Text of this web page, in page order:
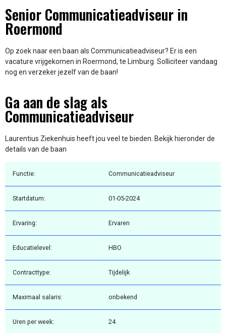
Senior Communicatieadviseur in
Roermond
Op zoek naar een baan als Communicatieadviseur? Er is een
vacature vrijgekomen in Roermond, te Limburg. Solliciteer vandaag
nog en verzeker jezelf van de baan!
Ga aan de slag als
Communicatieadviseur
Laurentius Ziekenhuis heeft jou veel te bieden. Bekijk hieronder de
details van de baan
Functie: Communicatieadviseur
Startdatum: 01-05-2024
Ervaring: Ervaren
Educatielevel: HBO
Contracttype: Tijdelijk
Maximaal salaris: onbekend
Uren per week: 24